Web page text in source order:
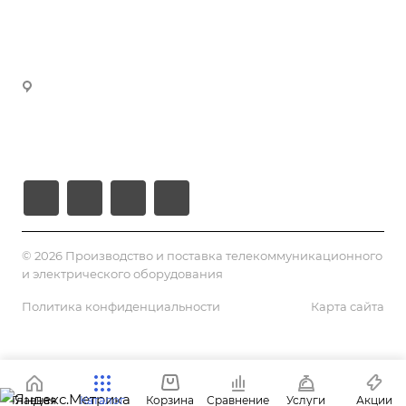
© 2026 Производство и поставка телекоммуникационного
и электрического оборудования
Политика конфиденциальности Карта сайта
Главная Каталог Корзина Сравнение Услуги Акции